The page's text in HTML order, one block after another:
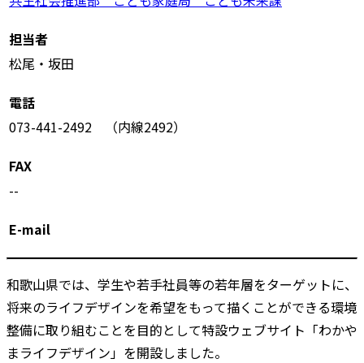
担当者
松尾・坂田
電話
073-441-2492 （内線2492）
FAX
--
E-mail
和歌山県では、学生や若手社員等の若年層をターゲットに、
将来のライフデザインを希望をもって描くことができる環境
整備に取り組むことを目的として特設ウェブサイト「わかや
まライフデザイン」を開設しました。